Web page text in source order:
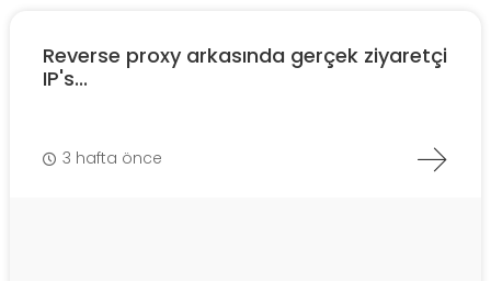
Reverse proxy arkasında gerçek ziyaretçi
IP's...
3 hafta önce